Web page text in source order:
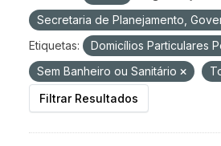
Secretaria de Planejamento,
Etiquetas:
Domicílios Particulares
Sem Banheiro ou Sanitário
Filtrar Resultados